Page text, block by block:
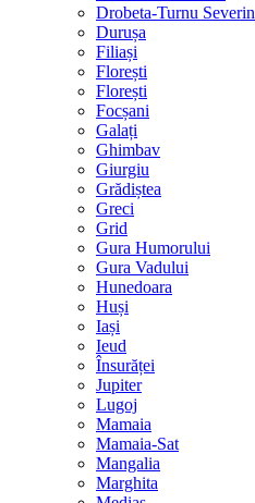
Drobeta-Turnu Severin
Durușa
Filiași
Florești
Florești
Focșani
Galați
Ghimbav
Giurgiu
Grădiștea
Greci
Grid
Gura Humorului
Gura Vadului
Hunedoara
Huși
Iași
Ieud
Însurăței
Jupiter
Lugoj
Mamaia
Mamaia-Sat
Mangalia
Marghita